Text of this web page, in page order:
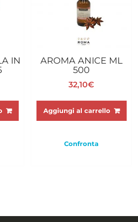
IN
AROMA ANICE ML
500
32,10€
Aggiungi al carrello
Confronta